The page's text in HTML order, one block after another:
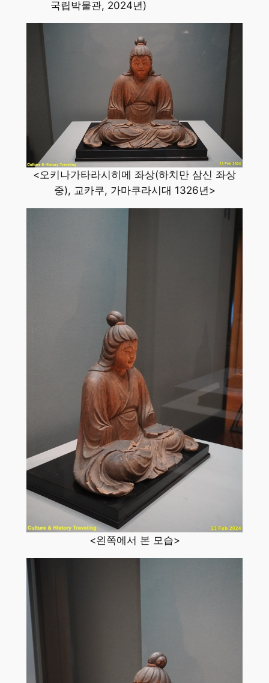
국립박물관, 2024년)
<오키나가타라시히메 좌상(하치만 삼신 좌상
중), 교카쿠, 가마쿠라시대 1326년>
<왼쪽에서 본 모습>